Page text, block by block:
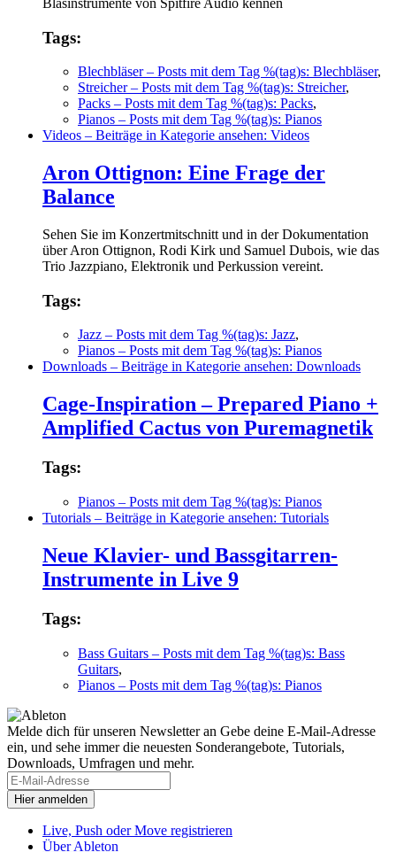
Tags:
Blechbläser– Posts mit dem Tag %(tag)s: Blechbläser,
Streicher– Posts mit dem Tag %(tag)s: Streicher,
Packs – Posts mit dem Tag %(tag)s: Packs,
Pianos – Posts mit dem Tag %(tag)s: Pianos
Videos – Beiträge in Kategorie ansehen: Videos
Aron Ottignon: Eine Frage der
Balance
Sehen Sie im Konzertmitschnitt und in der Dokumentation
über Aron Ottignon, Rodi Kirk und Samuel Dubois, wie das
Trio Jazzpiano, Elektronik und Perkussion vereint.
Tags:
Jazz – Posts mit dem Tag %(tag)s: Jazz,
Pianos – Posts mit dem Tag %(tag)s: Pianos
Downloads – Beiträge in Kategorie ansehen: Downloads
Cage-Inspiration – Prepared Piano +
Amplified Cactus von Puremagnetik
Tags:
Pianos – Posts mit dem Tag %(tag)s: Pianos
Tutorials – Beiträge in Kategorie ansehen: Tutorials
Neue Klavier- und Bassgitarren-
Instrumente in Live 9
Tags:
Bass Guitars – Posts mit dem Tag %(tag)s: Bass
Guitars,
Pianos – Posts mit dem Tag %(tag)s: Pianos
Melde dich für unseren Newsletter an Gebe deine E-Mail-Adresse
ein, und sehe immer die neuesten Sonderangebote, Tutorials,
Downloads, Umfragen und mehr.
Live, Push oder Move registrieren
Über Ableton